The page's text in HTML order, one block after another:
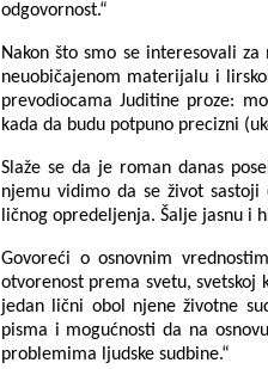
odgovornost.“
Nakon što smo se interesovali
neuobičajenom materijalu i
prevodiocama Juditine proze:
kada da budu potpuno precizni
Slaže se da je roman danas
njemu vidimo da se život sastoji
ličnog opredeljenja. Šalje jasnu i
Govoreći o osnovnim
otvorenost prema svetu, svetskoj
jedan lični obol njene životne
pisma i mogućnosti da na
problemima ljudske sudbine.“